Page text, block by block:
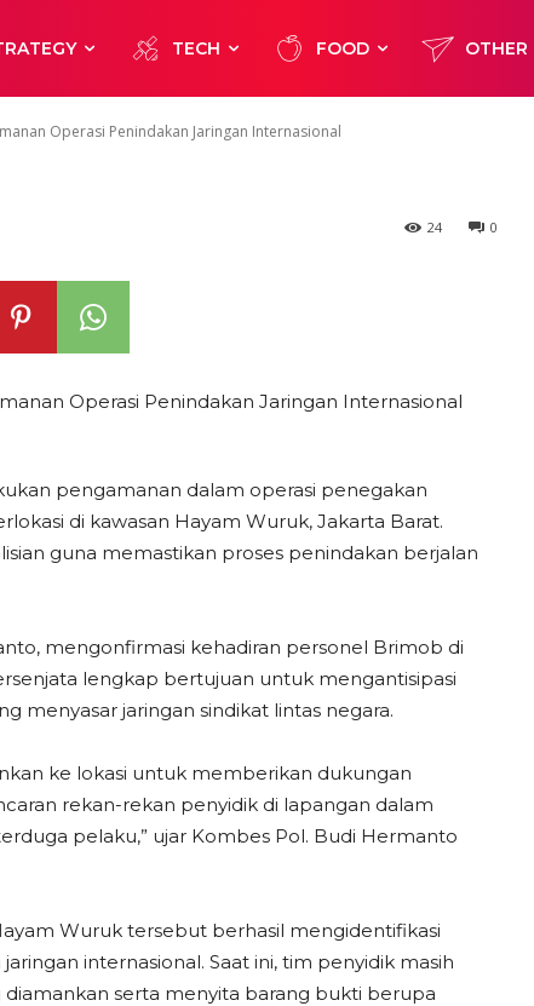
TECH FOOD OTHER
Operasi Penindakan Jaringan Internasional
0
24
Operasi Penindakan Jaringan Internasional
pengamanan dalam operasi penegakan
di kawasan Hayam Wuruk, Jakarta Barat.
guna memastikan proses penindakan berjalan
mengonfirmasi kehadiran personel Brimob di
lengkap bertujuan untuk mengantisipasi
menyasar jaringan sindikat lintas negara.
ke lokasi untuk memberikan dukungan
rekan-rekan penyidik di lapangan dalam
pelaku,” ujar Kombes Pol. Budi Hermanto
Wuruk tersebut berhasil mengidentifikasi
internasional. Saat ini, tim penyidik masih
serta menyita barang bukti berupa